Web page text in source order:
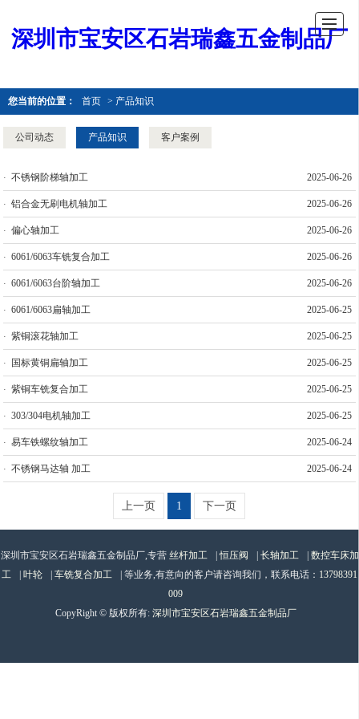
深圳市宝安区石岩瑞鑫五金制品厂
您当前的位置： 首页 > 产品知识
公司动态 产品知识 客户案例
2025-06-26
不锈钢阶梯轴加工
2025-06-26
铝合金无刷电机轴加工
2025-06-26
偏心轴加工
2025-06-26
6061/6063车铣复合加工
2025-06-26
6061/6063台阶轴加工
2025-06-25
6061/6063扁轴加工
2025-06-25
紫铜滚花轴加工
2025-06-25
国标黄铜扁轴加工
2025-06-25
紫铜车铣复合加工
2025-06-25
303/304电机轴加工
2025-06-24
易车铁螺纹轴加工
2025-06-24
不锈钢马达轴 加工
上一页 1 下一页
深圳市宝安区石岩瑞鑫五金制品厂,专营 丝杆加工 |恒压阀 长轴加工
数控车床加
工
叶轮 车铣复合加工 | 等业务,有意向的客户请咨询我们，联系电话： 13798391
009
CopyRight © 版权所有: 深圳市宝安区石岩瑞鑫五金制品厂